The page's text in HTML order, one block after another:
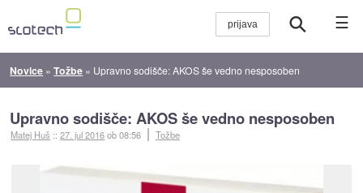
☰
Novice »Tožbe » Upravno sodišče: AKOS še vedno nesposoben
Upravno sodišče: AKOS še vedno nesposoben
Matej Huš ::27. jul 2016ob 08:56 Tožbe